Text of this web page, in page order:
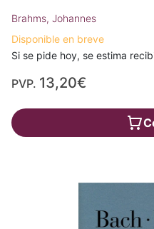
Brahms, Johannes
Disponible en breve
Si se pide hoy, se estima
PVP. 13,20€